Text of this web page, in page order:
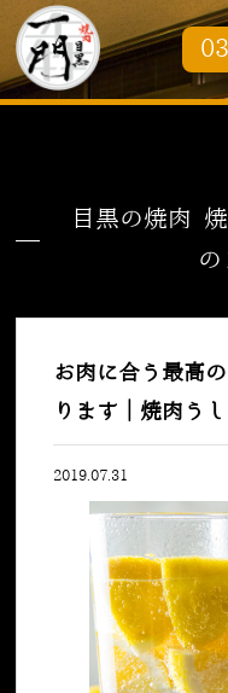
目黒の焼肉
お肉に合う最高
ります｜焼肉う
2019.07.31